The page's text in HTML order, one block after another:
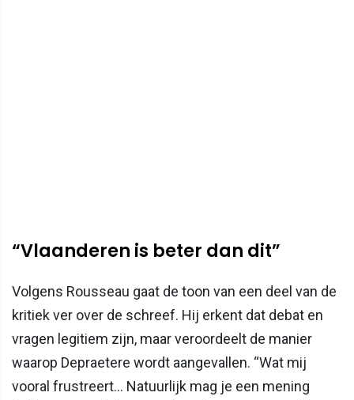
“Vlaanderen is beter dan dit”
Volgens Rousseau gaat de toon van een deel van de
kritiek ver over de schreef. Hij erkent dat debat en
vragen legitiem zijn, maar veroordeelt de manier
waarop Depraetere wordt aangevallen. “Wat mij
vooral frustreert... Natuurlijk mag je een mening